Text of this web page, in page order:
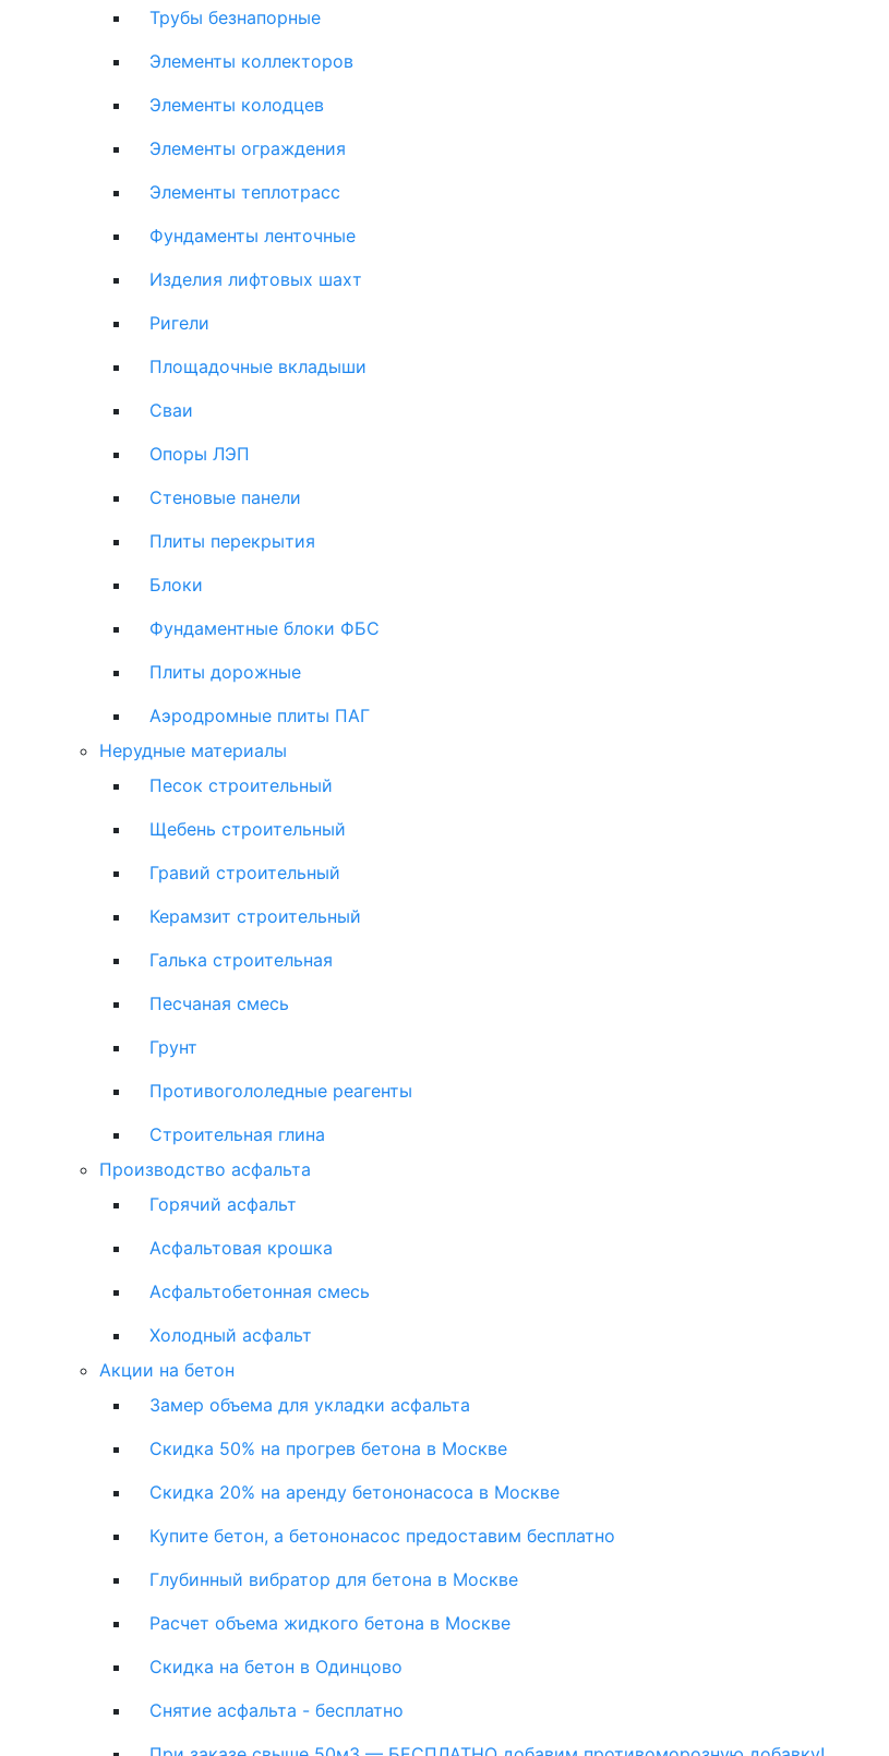
Трубы безнапорные
Элементы коллекторов
Элементы колодцев
Элементы ограждения
Элементы теплотрасс
Фундаменты ленточные
Изделия лифтовых шахт
Ригели
Площадочные вкладыши
Сваи
Опоры ЛЭП
Стеновые панели
Плиты перекрытия
Блоки
Фундаментные блоки ФБС
Плиты дорожные
Аэродромные плиты ПАГ
Нерудные материалы
Песок строительный
Щебень строительный
Гравий строительный
Керамзит строительный
Галька строительная
Песчаная смесь
Грунт
Противогололедные реагенты
Строительная глина
Производство асфальта
Горячий асфальт
Асфальтовая крошка
Асфальтобетонная смесь
Холодный асфальт
Акции на бетон
Замер объема для укладки асфальта
Скидка 50% на прогрев бетона в Москве
Скидка 20% на аренду бетононасоса в Москве
Купите бетон, а бетононасос предоставим бесплатно
Глубинный вибратор для бетона в Москве
Расчет объема жидкого бетона в Москве
Скидка на бетон в Одинцово
Снятие асфальта - бесплатно